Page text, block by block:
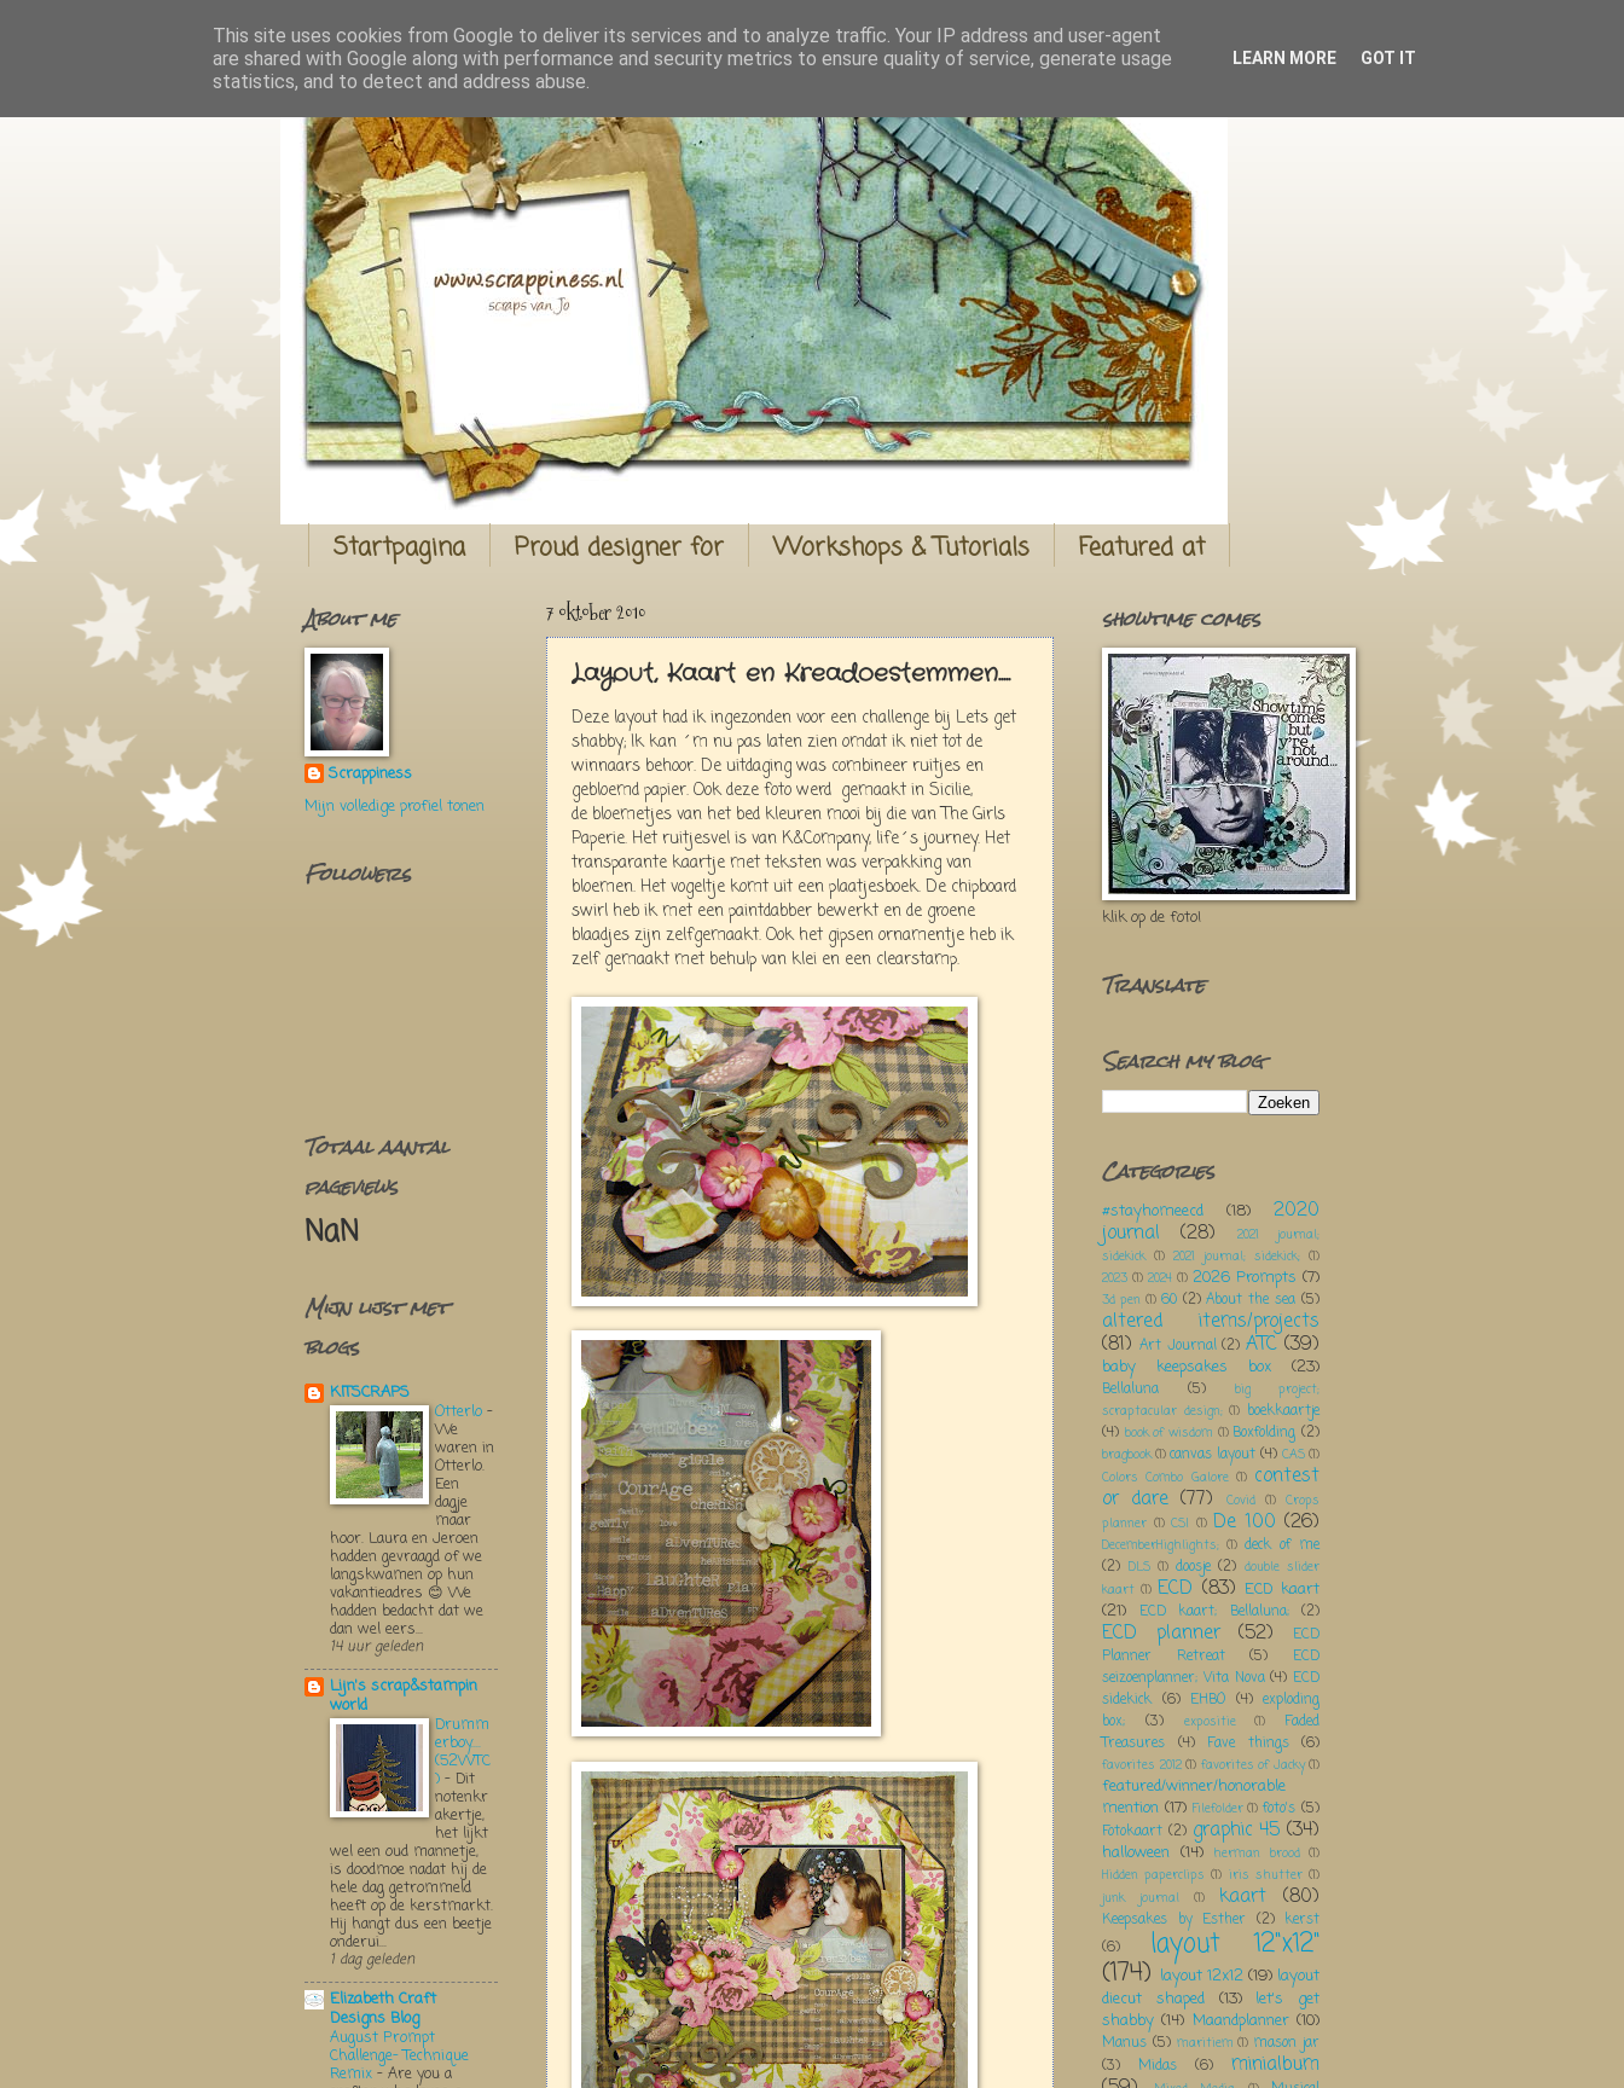
Startpagina Proud designer for Workshops & Tutorials Featured at
7 oktober 2010
Layout, Kaart en Kreadoestemmen.....
Deze layout had ik ingezonden voor een challenge bij Lets get
shabby; Ik kan ´m nu pas laten zien omdat ik niet tot de
winnaars behoor. De uitdaging was combineer ruitjes en
gebloemd papier. Ook deze foto werd gemaakt in Sicilie,
de bloemetjes van het bed kleuren mooi bij die van The Girls
Paperie. Het ruitjesvel is van K&Company, life´s journey. Het
transparante kaartje met teksten was verpakking van
bloemen. Het vogeltje komt uit een plaatjesboek. De chipboard
swirl heb ik met een paintdabber bewerkt en de groene
blaadjes zijn zelfgemaakt. Ook het gipsen ornamentje heb ik
zelf gemaakt met behulp van klei en een clearstamp.
About me
Scrappiness
Mijn volledige profiel tonen
Followers
Totaal aantal
pageviews
NaN
Mijn lijst met
blogs
KITSCRAPS
Otterlo -
We
waren in
Otterlo.
Een
dagje
maar
hoor. Laura en Jeroen
hadden gevraagd of we
langskwamen op hun
vakantieadres 😊 We
hadden bedacht dat we
dan wel eers...
14 uur geleden
Lijn's scrap&stampin
world
Drumm
erboy....
(52WTC
) - Dit
notenkr
akertje,
het lijkt
wel een oud mannetje,
is doodmoe nadat hij de
hele dag getrommeld
heeft op de kerstmarkt.
Hij hangt dus een beetje
onderui...
1 dag geleden
Elizabeth Craft
Designs Blog
August Prompt
Challenge- Technique
Remix - Are you a
showtime comes
klik op de foto!
Translate
Search my blog
Categories
#stayhomeecd (18) 2020
journal (28)
2021 journal;
sidekick (1) 2021 journal; sidekick; (1)
2023 (1) 2024 (1) 2026 Prompts (7)
3d pen (1) 60 (2) About the sea (5)
altered items/projects
(81) Art Journal (2) ATC (39)
baby keepsakes box (23)
Bellaluna (5)
big project;
scraptacular design; (1) boekkaartje
(4) book of wisdom (1) Boxfolding (2)
bragbook(1)canvas layout (4) CAS(1)
Colors Combo Galore (1) contest
or dare (77) Covid (1) Crops
planner (1) CSI (1) De 100 (26)
DecemberHighlights; (1) deck of me
(2) DLS (1) doosje (2) double slider
kaart (1) ECD (83) ECD kaart
(21)
ECD kaart; Bellaluna; (2)
ECD planner (52)
ECD
Planner Retreat
(5)
ECD
seizoenplanner; Vita Nova (4) ECD
sidekick (6) EHBO (4) exploding
box;
(3) expositie (1)
Faded
Treasures
(4) Fave things (6)
favorites 2012 (1) favorites of Jacky (1)
featured/winner/honorable
mention (17) Filefolder (1) foto's (5)
Fotokaart (2) graphic 45 (34)
halloween (14) herman brood (1)
Hidden paperclips (1) iris shutter (1)
junk journal
(1) kaart (80)
Keepsakes by Esther (2) kerst
(6)
layout 12"x12"
(174) layout 12x12 (19) layout
diecut shaped
(13)
let's get
shabby (14) Maandplanner (10)
Manus (5) maritiem (1) mason jar
(3)
Midas (6) minialbum
This site uses cookies from Google to deliver its services and to analyze traffic. Your IP address and user-agent
are shared with Google along with performance and security metrics to ensure quality of service, generate usage
statistics, and to detect and address abuse.
LEARN MORE GOT IT